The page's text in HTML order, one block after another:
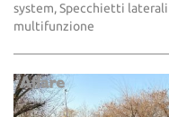
system, Specchietti
multifunzione